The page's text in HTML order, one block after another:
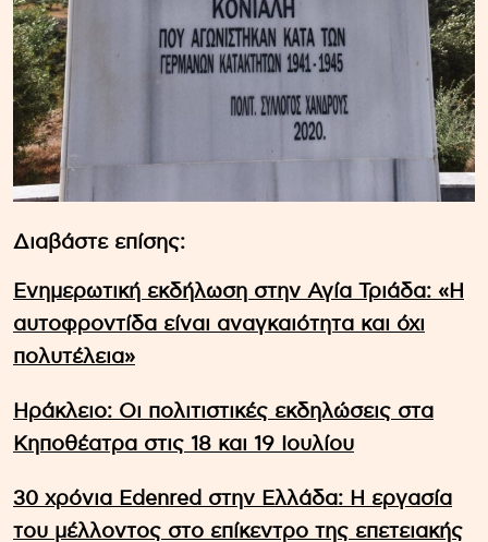
Διαβάστε επίσης:
Ενημερωτική εκδήλωση στην Αγία Τριάδα: «Η
αυτοφροντίδα είναι αναγκαιότητα και όχι
πολυτέλεια»
Ηράκλειο: Οι πολιτιστικές εκδηλώσεις στα
Κηποθέατρα στις 18 και 19 Ιουλίου
30 χρόνια Edenred στην Ελλάδα: Η εργασία
του μέλλοντος στο επίκεντρο της επετειακής